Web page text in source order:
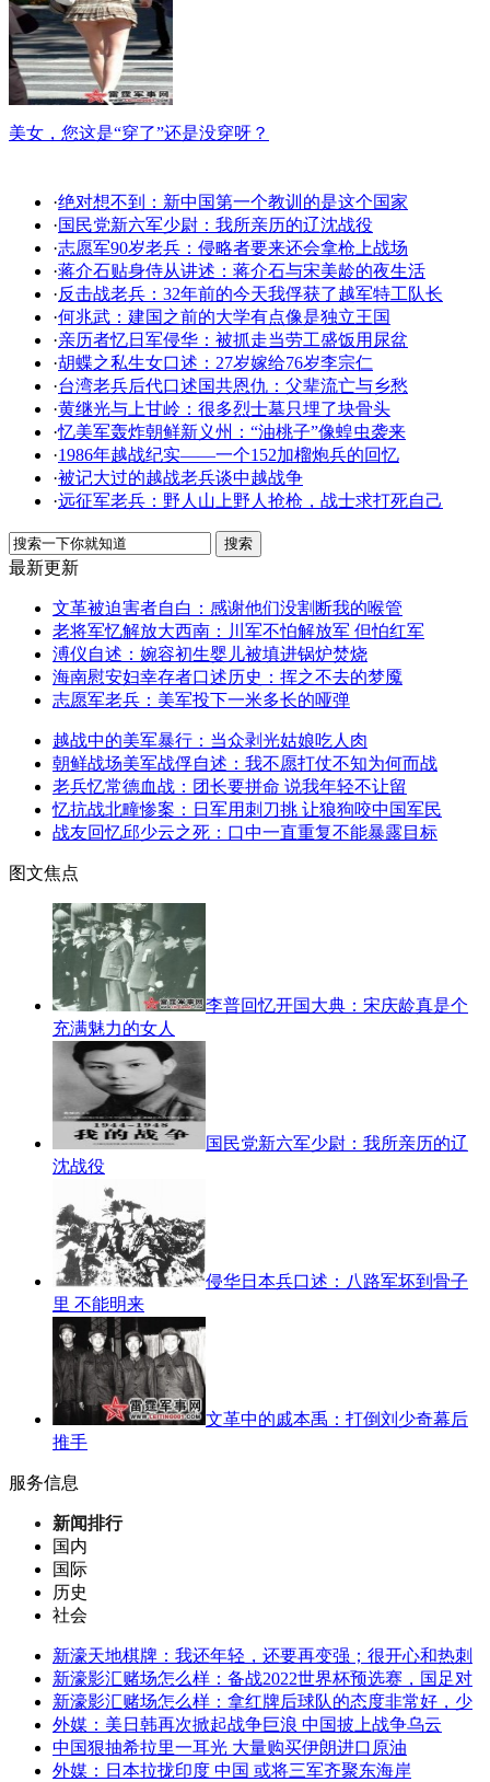
美女，您这是“穿了”还是没穿呀？
·绝对想不到：新中国第一个教训的是这个国家
·国民党新六军少尉：我所亲历的辽沈战役
·志愿军90岁老兵：侵略者要来还会拿枪上战场
·蒋介石贴身侍从讲述：蒋介石与宋美龄的夜生活
·反击战老兵：32年前的今天我俘获了越军特工队长
·何兆武：建国之前的大学有点像是独立王国
·亲历者忆日军侵华：被抓走当劳工盛饭用尿盆
·胡蝶之私生女口述：27岁嫁给76岁李宗仁
·台湾老兵后代口述国共恩仇：父辈流亡与乡愁
·黄继光与上甘岭：很多烈士墓只埋了块骨头
·忆美军轰炸朝鲜新义州：“油桃子”像蝗虫袭来
·1986年越战纪实――一个152加榴炮兵的回忆
·被记大过的越战老兵谈中越战争
·远征军老兵：野人山上野人抢枪，战士求打死自己
最新更新
文革被迫害者自白：感谢他们没割断我的喉管
老将军忆解放大西南：川军不怕解放军 但怕红军
溥仪自述：婉容初生婴儿被填进锅炉焚烧
海南慰安妇幸存者口述历史：挥之不去的梦魇
志愿军老兵：美军投下一米多长的哑弹
越战中的美军暴行：当众剥光姑娘吃人肉
朝鲜战场美军战俘自述：我不愿打仗不知为何而战
老兵忆常德血战：团长要拼命 说我年轻不让留
忆抗战北疃惨案：日军用刺刀挑 让狼狗咬中国军民
战友回忆邱少云之死：口中一直重复不能暴露目标
图文焦点
李普回忆开国大典：宋庆龄真是个
充满魅力的女人
国民党新六军少尉：我所亲历的辽
沈战役
侵华日本兵口述：八路军坏到骨子
里 不能明来
文革中的戚本禹：打倒刘少奇幕后
推手
服务信息
新闻排行
国内
国际
历史
社会
新濠天地棋牌：我还年轻，还要再变强；很开心和热刺
新濠影汇赌场怎么样：备战2022世界杯预选赛，国足对
新濠影汇赌场怎么样：拿红牌后球队的态度非常好，少
外媒：美日韩再次掀起战争巨浪 中国披上战争乌云
中国狠抽希拉里一耳光 大量购买伊朗进口原油
外媒：日本拉拢印度 中国 或将三军齐聚东海岸